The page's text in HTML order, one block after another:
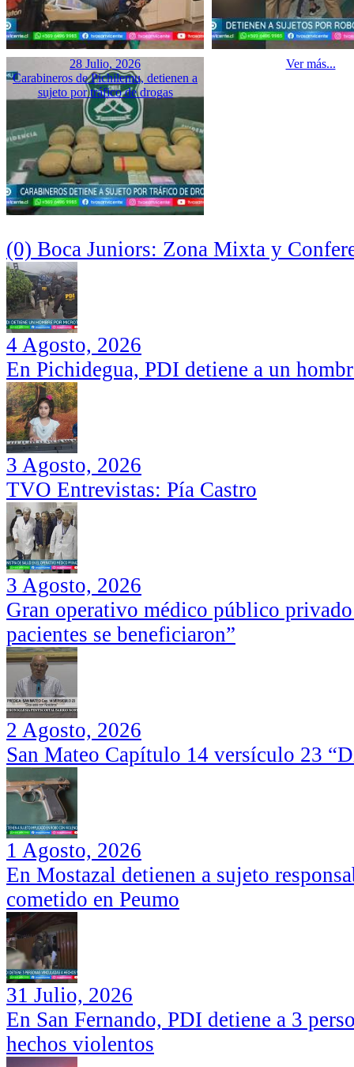
28 Julio, 2026
Carabineros de Pichilemu, detienen a
sujeto por tráfico de drogas
Ver más...
(0) Boca Juniors: Zona Mixta y
4 Agosto, 2026
En Pichidegua, PDI detiene a un
3 Agosto, 2026
TVO Entrevistas: Pía Castro
3 Agosto, 2026
Gran operativo médico público
pacientes se beneficiaron”
2 Agosto, 2026
San Mateo Capítulo 14 versículo 23
1 Agosto, 2026
En Mostazal detienen a sujeto
cometido en Peumo
31 Julio, 2026
En San Fernando, PDI detiene a 3
hechos violentos